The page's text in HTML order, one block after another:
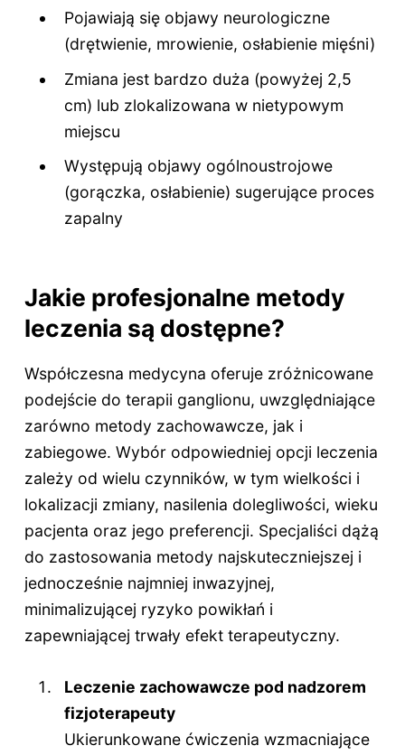
Pojawiają się objawy neurologiczne
(drętwienie, mrowienie, osłabienie mięśni)
Zmiana jest bardzo duża (powyżej 2,5
cm) lub zlokalizowana w nietypowym
miejscu
Występują objawy ogólnoustrojowe
(gorączka, osłabienie) sugerujące proces
zapalny
Jakie profesjonalne metody
leczenia są dostępne?
Współczesna medycyna oferuje zróżnicowane
podejście do terapii ganglionu, uwzględniające
zarówno metody zachowawcze, jak i
zabiegowe. Wybór odpowiedniej opcji leczenia
zależy od wielu czynników, w tym wielkości i
lokalizacji zmiany, nasilenia dolegliwości, wieku
pacjenta oraz jego preferencji. Specjaliści dążą
do zastosowania metody najskuteczniejszej i
jednocześnie najmniej inwazyjnej,
minimalizującej ryzyko powikłań i
zapewniającej trwały efekt terapeutyczny.
Leczenie zachowawcze pod nadzorem
fizjoterapeuty
Ukierunkowane ćwiczenia wzmacniające